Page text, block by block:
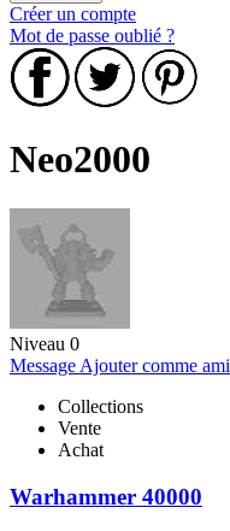
Créer un compte
Mot de passe oublié ?
Neo2000
Niveau 0
Message Ajouter comme ami
Collections
Vente
Achat
Warhammer 40000